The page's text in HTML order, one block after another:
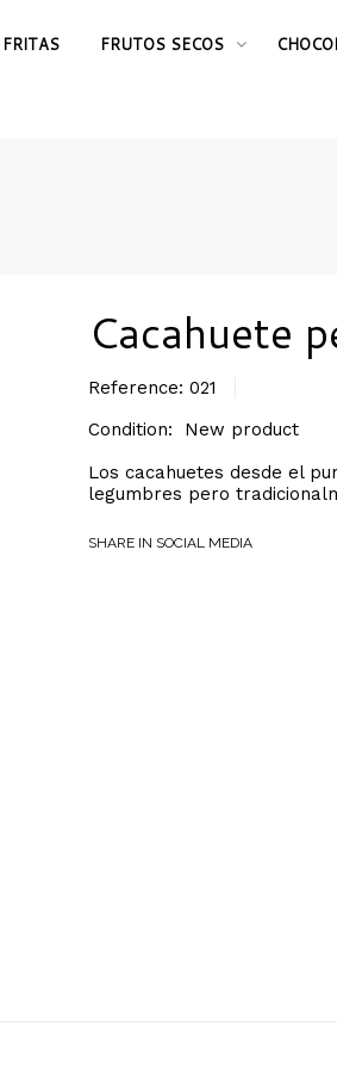
FRUTOS SECOS
Cacahuete
Reference: 021
Condition:
New product
Los cacahuetes desde el
legumbres pero
SHARE IN SOCIAL MEDIA